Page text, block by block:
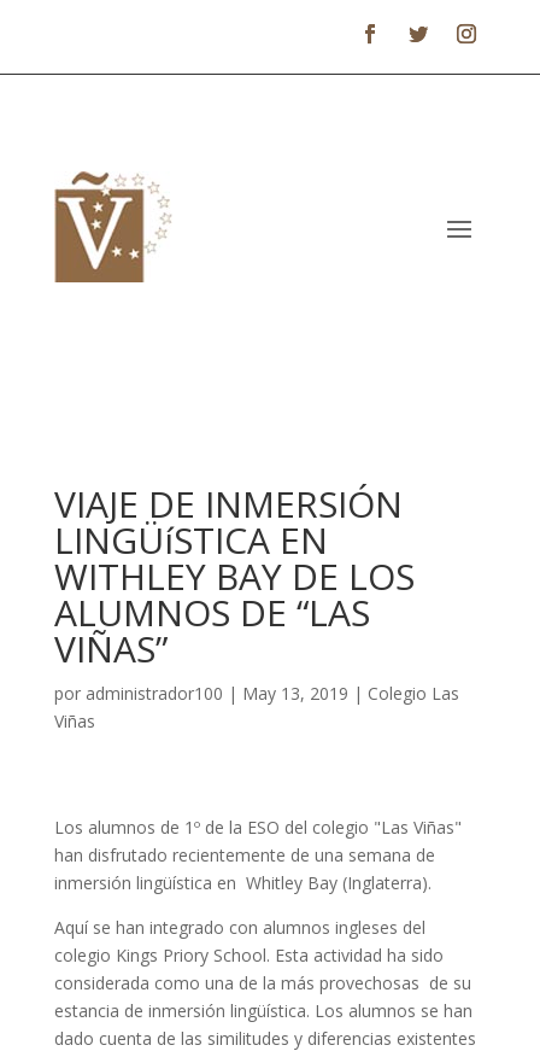
VIAJE DE INMERSIÓN
LINGÜíSTICA EN
WITHLEY BAY DE LOS
ALUMNOS DE “LAS
VIÑAS”
por administrador100 | May 13, 2019 | Colegio Las
Viñas
Los alumnos de 1º de la ESO del colegio "Las Viñas"
han disfrutado recientemente de una semana de
inmersión lingüística en Whitley Bay (Inglaterra).
Aquí se han integrado con alumnos ingleses del
colegio Kings Priory School. Esta actividad ha sido
considerada como una de la más provechosas de su
estancia de inmersión lingüística. Los alumnos se han
dado cuenta de las similitudes y diferencias existentes